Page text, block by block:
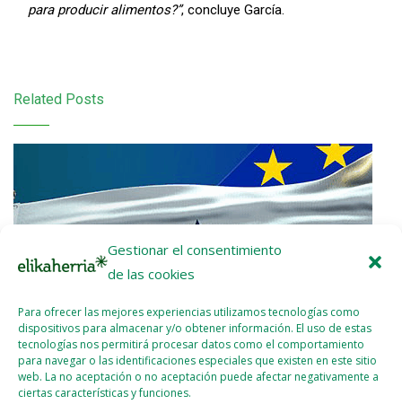
Gestionar el consentimiento
de las cookies
Para ofrecer las mejores experiencias utilizamos tecnologías como
dispositivos para almacenar y/o obtener información. El uso de estas
tecnologías nos permitirá procesar datos como el comportamiento
para navegar o las identificaciones especiales que existen en este sitio
web. La no aceptación o no aceptación puede afectar negativamente a
ciertas características y funciones.
para producir alimentos?”, concluye García.
Related Posts